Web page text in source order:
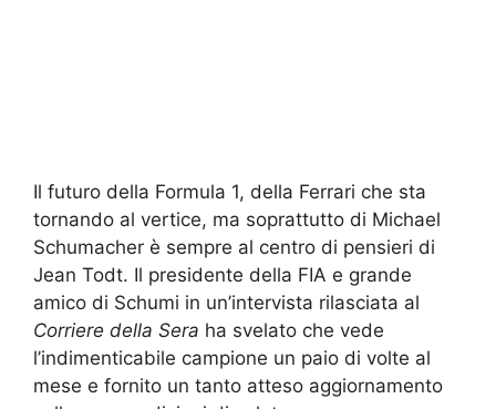
Il futuro della Formula 1, della Ferrari che sta
tornando al vertice, ma soprattutto di Michael
Schumacher è sempre al centro di pensieri di
Jean Todt. Il presidente della FIA e grande
amico di Schumi in un’intervista rilasciata al
Corriere della Sera ha svelato che vede
l’indimenticabile campione un paio di volte al
mese e fornito un tanto atteso aggiornamento